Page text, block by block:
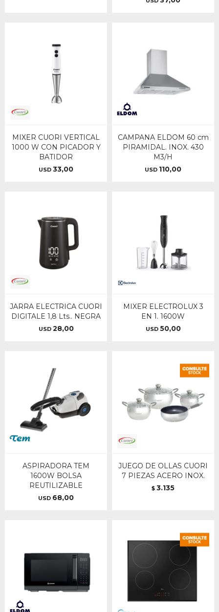
MIXER CUORI VERTICAL
1000 W CON PICADOR Y
BATIDOR
USD 33,00
CAMPANA ELDOM 60 cm
PIRAMIDAL. INOX. 430
M3/H
USD 110,00
JARRA ELECTRICA CUORI
DIGITALE 1,8 Lts.. NEGRA
USD 28,00
MIXER ELECTROLUX 3
EN 1. 1600W
USD 50,00
ASPIRADORA TEM
1600W BOLSA
REUTILIZABLE
USD 68,00
JUEGO DE OLLAS CUORI
7 PIEZAS ACERO INOX.
$ 3.135